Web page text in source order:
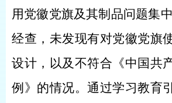
用党徽党旗及其制品问题集
经查，未发现有对党徽党旗
设计，以及不符合《中国共
例》的情况。通过学习教育